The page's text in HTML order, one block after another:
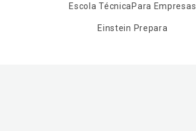
Escola Técnica Para Empresas
Einstein Prepara